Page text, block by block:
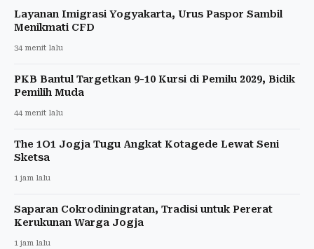
Layanan Imigrasi Yogyakarta, Urus Paspor Sambil
Menikmati CFD
34 menit lalu
PKB Bantul Targetkan 9-10 Kursi di Pemilu 2029, Bidik
Pemilih Muda
44 menit lalu
The 1O1 Jogja Tugu Angkat Kotagede Lewat Seni
Sketsa
1 jam lalu
Saparan Cokrodiningratan, Tradisi untuk Pererat
Kerukunan Warga Jogja
1 jam lalu